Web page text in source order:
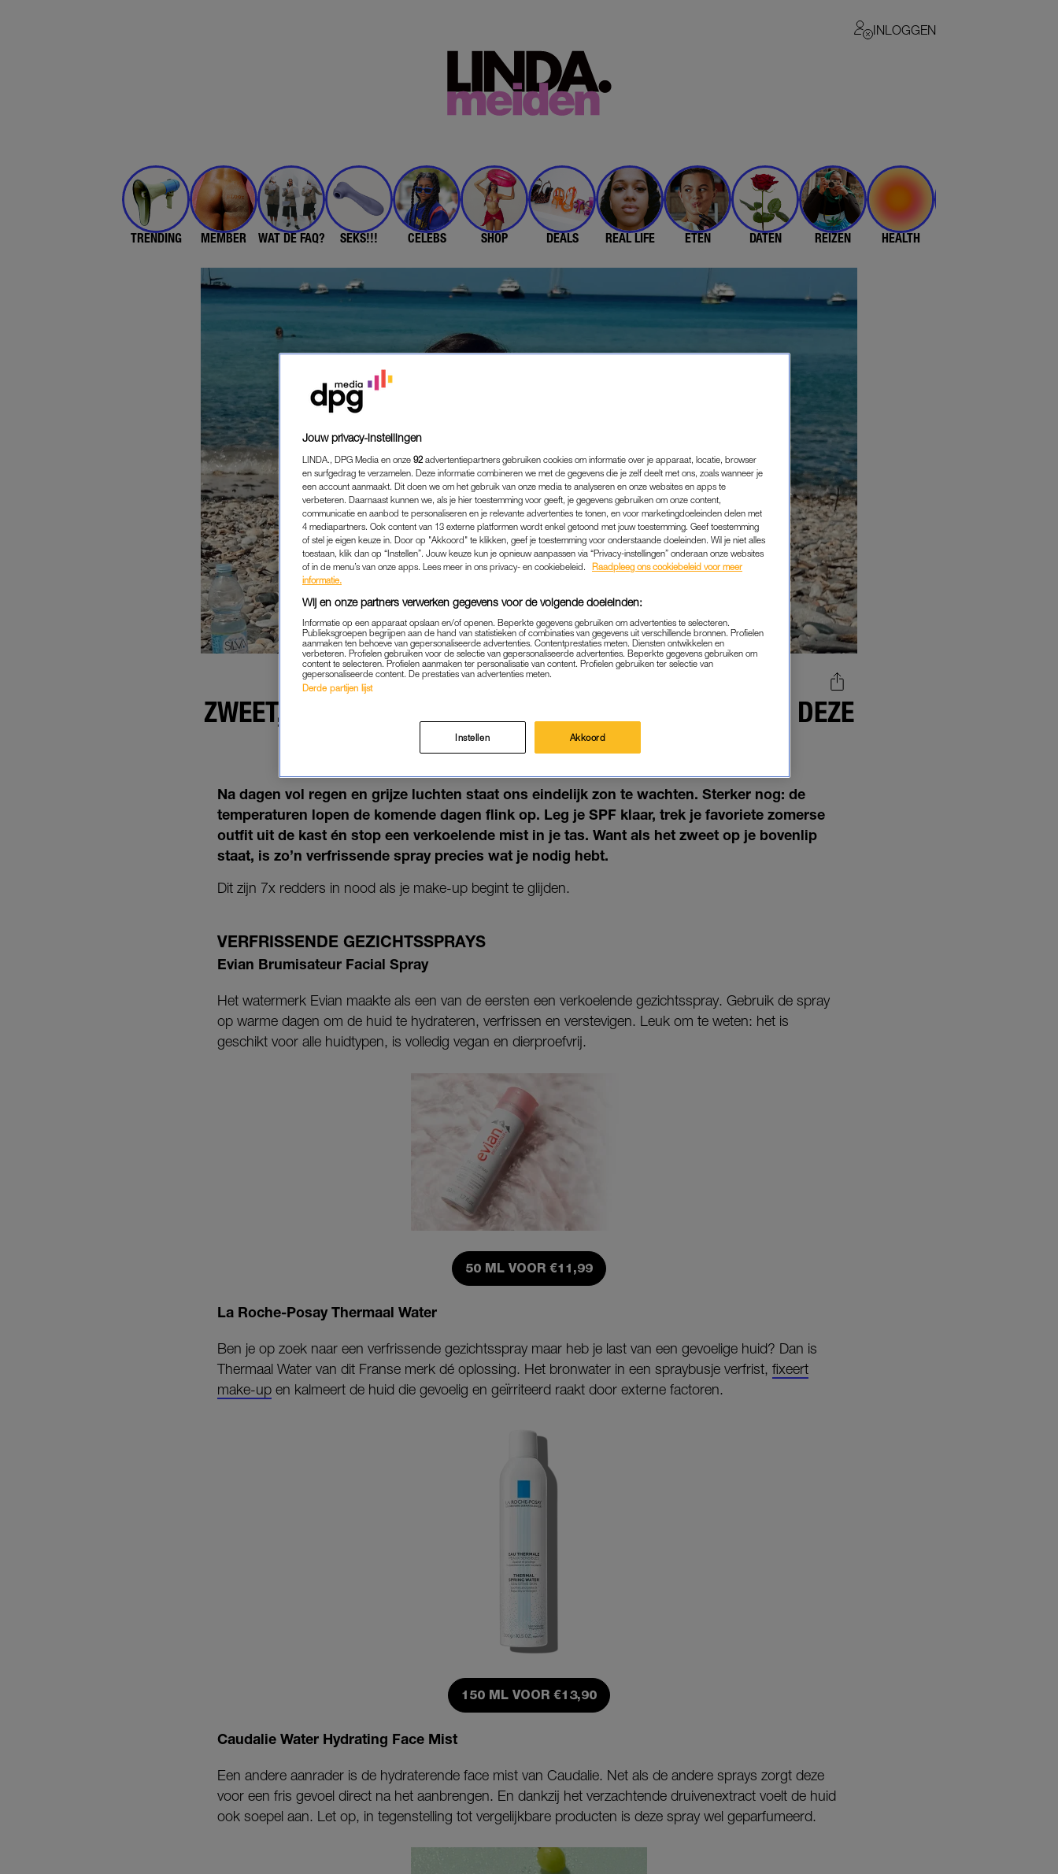
INLOGGEN
TRENDING MEMBER WAT DE FAQ? SEKS!!! CELEBS SHOP DEALS REAL LIFE ETEN DATEN REIZEN HEALTH
ZWEET, PLAKKERIGE HUID ÉN MAKE-UP DIE GLIJDT? DEZE
7 VERFRISSENDE SPRAYS ZIJN LIFESAVERS
BEAUTY & MODE|HITTEPLAN
11-06-2026 | MISHA MARGARITTHA
Na dagen vol regen en grijze luchten staat ons eindelijk zon te wachten. Sterker nog: de
temperaturen lopen de komende dagen flink op. Leg je SPF klaar, trek je favoriete zomerse
outfit uit de kast én stop een verkoelende mist in je tas. Want als het zweet op je bovenlip
staat, is zo’n verfrissende spray precies wat je nodig hebt.
Dit zijn 7x redders in nood als je make-up begint te glijden.
VERFRISSENDE GEZICHTSSPRAYS
Evian Brumisateur Facial Spray
Het watermerk Evian maakte als een van de eersten een verkoelende gezichtsspray. Gebruik de spray
op warme dagen om de huid te hydrateren, verfrissen en verstevigen. Leuk om te weten: het is
geschikt voor alle huidtypen, is volledig vegan en dierproefvrij.
50 ML VOOR €11,99
La Roche-Posay Thermaal Water
Ben je op zoek naar een verfrissende gezichtsspray maar heb je last van een gevoelige huid? Dan is
Thermaal Water van dit Franse merk dé oplossing. Het bronwater in een spraybusje verfrist, fixeert
make-up en kalmeert de huid die gevoelig en geïrriteerd raakt door externe factoren.
150 ML VOOR €13,90
Caudalie Water Hydrating Face Mist
Een andere aanrader is de hydraterende face mist van Caudalie. Net als de andere sprays zorgt deze
voor een fris gevoel direct na het aanbrengen. En dankzij het verzachtende druivenextract voelt de huid
ook soepel aan. Let op, in tegenstelling tot vergelijkbare producten is deze spray wel geparfumeerd.
Jouw privacy-instellingen
LINDA., DPG Media en onze 92 advertentiepartners gebruiken cookies om informatie over je apparaat, locatie, browser
en surfgedrag te verzamelen. Deze informatie combineren we met de gegevens die je zelf deelt met ons, zoals wanneer je
een account aanmaakt. Dit doen we om het gebruik van onze media te analyseren en onze websites en apps te
verbeteren. Daarnaast kunnen we, als je hier toestemming voor geeft, je gegevens gebruiken om onze content,
communicatie en aanbod te personaliseren en je relevante advertenties te tonen, en voor marketingdoeleinden delen met
4 mediapartners. Ook content van 13 externe platformen wordt enkel getoond met jouw toestemming. Geef toestemming
of stel je eigen keuze in. Door op "Akkoord" te klikken, geef je toestemming voor onderstaande doeleinden. Wil je niet alles
toestaan, klik dan op “Instellen”. Jouw keuze kun je opnieuw aanpassen via “Privacy-instellingen” onderaan onze websites
of in de menu’s van onze apps. Lees meer in ons privacy- en cookiebeleid.
Raadpleeg ons cookiebeleid voor meer
informatie.
Wij en onze partners verwerken gegevens voor de volgende doeleinden:
Informatie op een apparaat opslaan en/of openen. Beperkte gegevens gebruiken om advertenties te selecteren.
Publieksgroepen begrijpen aan de hand van statistieken of combinaties van gegevens uit verschillende bronnen. Profielen
aanmaken ten behoeve van gepersonaliseerde advertenties. Contentprestaties meten. Diensten ontwikkelen en
verbeteren. Profielen gebruiken voor de selectie van gepersonaliseerde advertenties. Beperkte gegevens gebruiken om
content te selecteren. Profielen aanmaken ter personalisatie van content. Profielen gebruiken ter selectie van
gepersonaliseerde content. De prestaties van advertenties meten.
Derde partijen lijst
Instellen Akkoord